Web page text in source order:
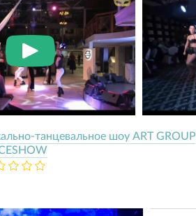
танцевальное шоу ART GROUP